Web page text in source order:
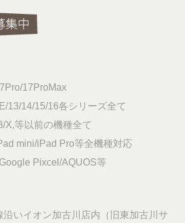
17ProMax
13/14/15/16各シリーズ全て
X,等以前の機種全て
mini/iPad Pro等全機種対応
Pixcel/AQUOS等
沿いイオン加古川店内（旧東加古川サ